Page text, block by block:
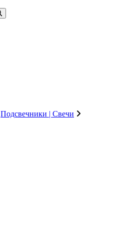
Подсвечники | Свечи